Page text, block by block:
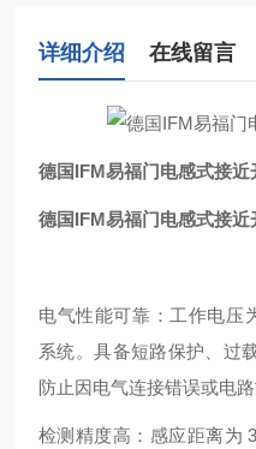
详细介绍 在线留言
德国IFM易福门电感式接近
德国IFM易福门电感式接近
电气性能可靠：工作电压
系统。具备短路保护、过
防止因电气连接错误或电
检测精度高：感应距离为